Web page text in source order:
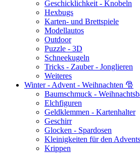
Geschicklichkeit - Knobeln
Hexbugs
Karten- und Brettspiele
Modellautos
Outdoor
Puzzle - 3D
Schneekugeln
Tricks - Zauber - Jonglieren
Weiteres
Winter - Advent - Weihnachten 🎅
Baumschmuck -
Elchfiguren
Geldklemmen - Kartenhalter
Geschirr
Glocken - Spardosen
Kleinigkeiten für den
Krippen